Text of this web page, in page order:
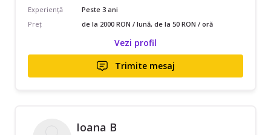
Experiență
Peste 3 ani
Preț
de la 2000 RON / lună, de la 50 RON / oră
Vezi profil
Trimite mesaj
Ioana B